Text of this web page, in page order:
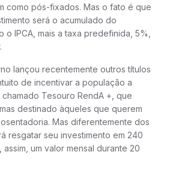
como pós-fixados. Mas o fato é que
será o acumulado do
o IPCA, mais a taxa predefinida, 5%,
lançou recentemente outros títulos
de incentivar a população a
Tesouro RendA +, que
destinado àqueles que querem
Mas diferentemente dos
resgatar seu investimento em 240
um valor mensal durante 20